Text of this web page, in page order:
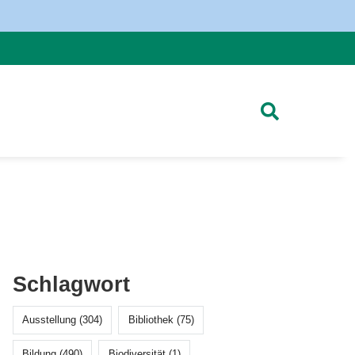
Schlagwort
Ausstellung (304) Bibliothek (75)